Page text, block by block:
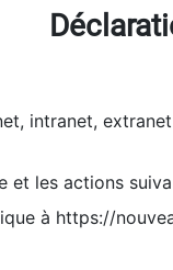
intranet,
et les actions
à https://